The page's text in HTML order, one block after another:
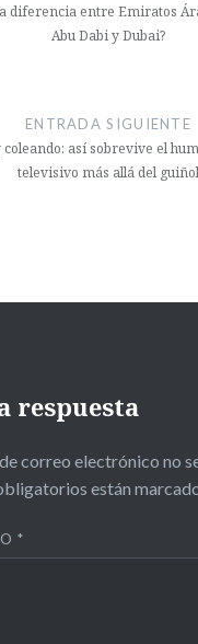
diferencia entre Emiratos
Abu Dabi y Dubai?
ENTRADA SIGUIENTE
así sobrevive el
televisivo más allá del guiñol
respuesta
correo electrónico no
están
*